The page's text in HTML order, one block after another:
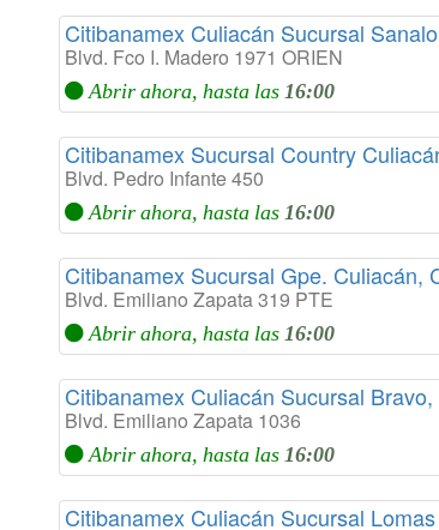
Citibanamex Culiacán Sucursal
Blvd. Fco I. Madero 1971 ORIEN
Abrir ahora, hasta las 16:00
Citibanamex Sucursal Country
Blvd. Pedro Infante 450
Abrir ahora, hasta las 16:00
Citibanamex Sucursal Gpe. Culiacán,
Blvd. Emiliano Zapata 319 PTE
Abrir ahora, hasta las 16:00
Citibanamex Culiacán Sucursal
Blvd. Emiliano Zapata 1036
Abrir ahora, hasta las 16:00
Citibanamex Culiacán Sucursal